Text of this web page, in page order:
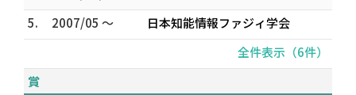
5.
2007/05 ～
日本知能情報ファジィ学会
全件表示（6件）
賞